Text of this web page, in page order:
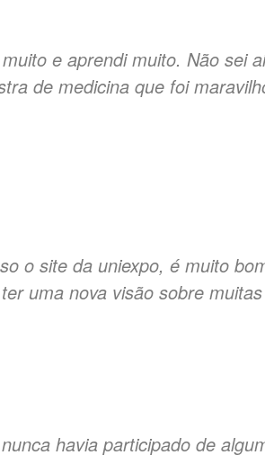
e aprendi muito. Não sei
de medicina que foi
o site da uniexpo, é muito
uma nova visão sobre
havia participado de